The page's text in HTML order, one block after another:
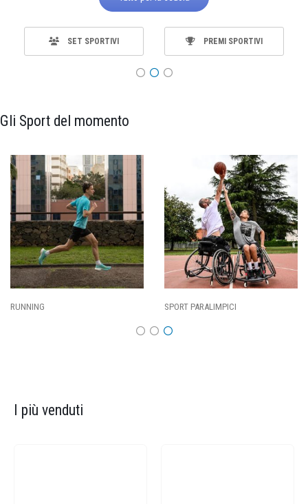
SET SPORTIVI PREMI SPORTIVI
Gli Sport del momento
SPORT PARALIMPICI
I più venduti